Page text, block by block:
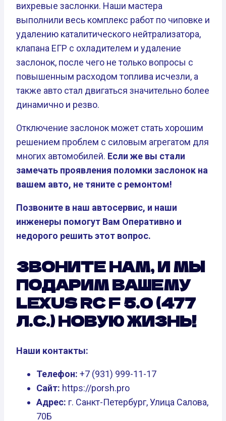
вихревые заслонки. Наши мастера
выполнили весь комплекс работ по чиповке и
удалению каталитического нейтрализатора,
клапана ЕГР с охладителем и удаление
заслонок, после чего не только вопросы с
повышенным расходом топлива исчезли, а
также авто стал двигаться значительно более
динамично и резво.
Отключение заслонок может стать хорошим
решением проблем с силовым агрегатом для
многих автомобилей. Если же вы стали
замечать проявления поломки заслонок на
вашем авто, не тяните с ремонтом!
Позвоните в наш автосервис, и наши
инженеры помогут Вам Оперативно и
недорого решить этот вопрос.
ЗВОНИТЕ НАМ, И МЫ
ПОДАРИМ ВАШЕМУ
LEXUS RC F 5.0 (477
Л.С.) НОВУЮ ЖИЗНЬ!
Наши контакты:
Телефон: +7 (931) 999-11-17
Сайт: https://porsh.pro
Адрес: г. Санкт-Петербург, Улица Салова,
70Б